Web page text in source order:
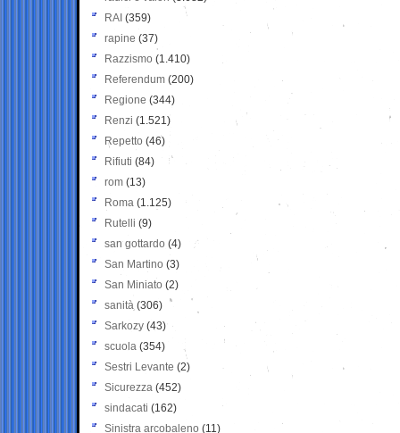
RAI (359)
rapine (37)
Razzismo (1.410)
Referendum (200)
Regione (344)
Renzi (1.521)
Repetto (46)
Rifiuti (84)
rom (13)
Roma (1.125)
Rutelli (9)
san gottardo (4)
San Martino (3)
San Miniato (2)
sanità (306)
Sarkozy (43)
scuola (354)
Sestri Levante (2)
Sicurezza (452)
sindacati (162)
Sinistra arcobaleno (11)